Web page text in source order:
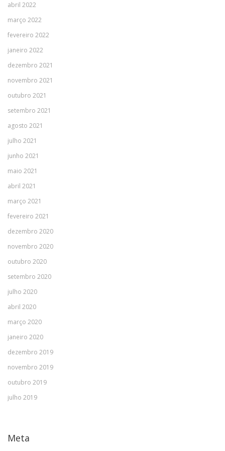
abril 2022
março 2022
fevereiro 2022
janeiro 2022
dezembro 2021
novembro 2021
outubro 2021
setembro 2021
agosto 2021
julho 2021
junho 2021
maio 2021
abril 2021
março 2021
fevereiro 2021
dezembro 2020
novembro 2020
outubro 2020
setembro 2020
julho 2020
abril 2020
março 2020
janeiro 2020
dezembro 2019
novembro 2019
outubro 2019
julho 2019
Meta